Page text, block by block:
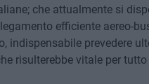
che attualmente si
efficiente aereo-
indispensabile prevedere
risulterebbe vitale per